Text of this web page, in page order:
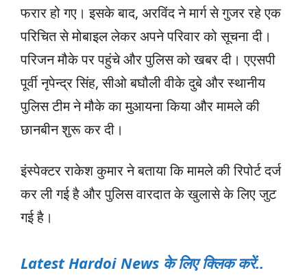
फरार हो गए। इसके बाद, अरविंद ने मार्ग से गुजर रहे एक
परिचित से मोबाइल लेकर अपने परिवार को सूचना दी।
परिजन मौके पर पहुंचे और पुलिस को खबर दी। एएसपी
पूर्वी नृपेन्द्र सिंह, सीओ बघौली वीके दुबे और स्थानीय
पुलिस टीम ने मौके का मुआयना किया और मामले की
छानबीन शुरू कर दी।
इंस्पेक्टर राकेश कुमार ने बताया कि मामले की रिपोर्ट दर्ज
कर ली गई है और पुलिस वारदात के खुलासे के लिए जुट
गई है।
Latest Hardoi News के लिए क्लिक करें..